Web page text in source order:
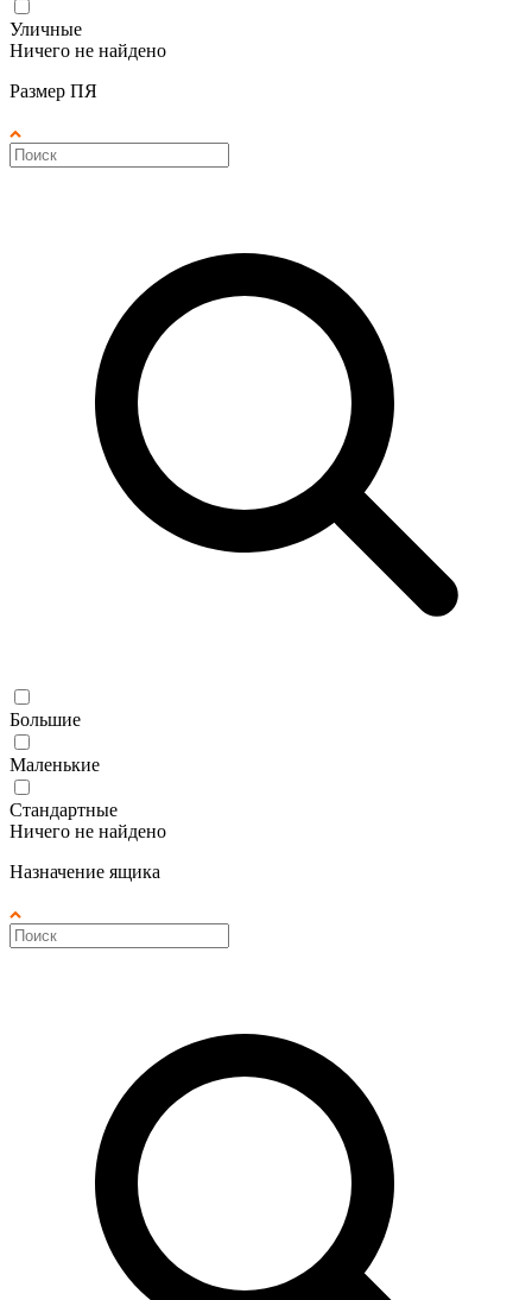
Уличные
Ничего не найдено
Размер ПЯ
Большие
Маленькие
Стандартные
Ничего не найдено
Назначение ящика